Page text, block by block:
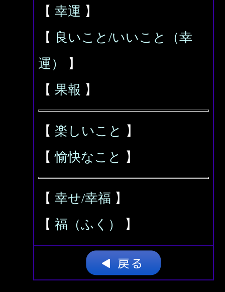
【 幸運 】
【 良いこと/いいこと（幸
運）
】
【 果報 】
【 楽しいこと
】
【愉快なこと 】
【 幸せ/幸福 】
【 福（ふく） 】